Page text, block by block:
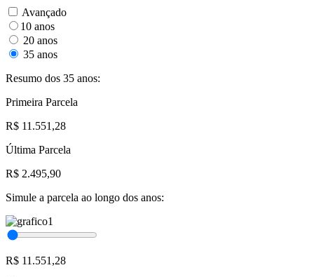
Avançado
10 anos
20 anos
35 anos
Resumo dos 35 anos:
Primeira Parcela
R$ 11.551,28
Última Parcela
R$ 2.495,90
Simule a parcela ao longo dos anos:
R$ 11.551,28